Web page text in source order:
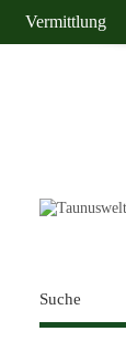
Vermittlung
Suche